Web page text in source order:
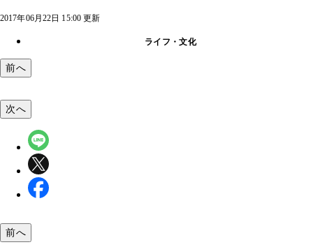
2017年06月22日 15:00 更新
ライフ・文化
前へ
次へ
前へ